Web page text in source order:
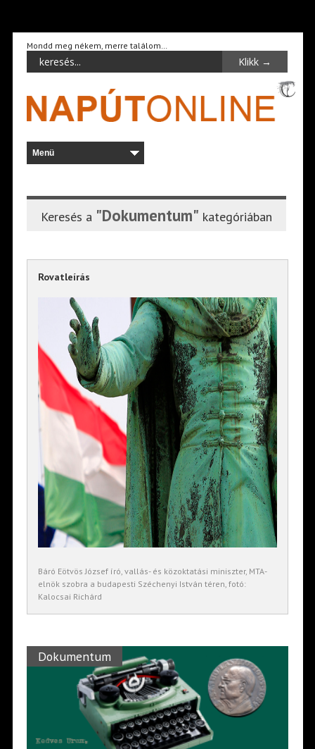
Mondd meg nékem, merre találom…
Keresés a "Dokumentum" kategóriában
Rovatleírás
Báró Eötvös József író, vallás- és közoktatási miniszter, MTA-
elnök szobra a budapesti Széchenyi István téren, fotó:
Kalocsai Richárd
Dokumentum